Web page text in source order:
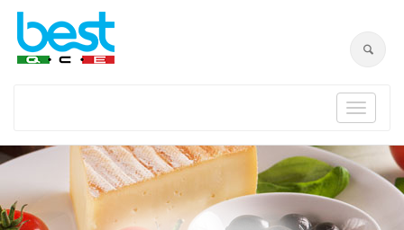
Toggle